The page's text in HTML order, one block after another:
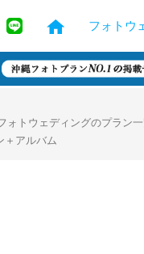
フォトウ
ォトウェディングのプラン
＋アルバム